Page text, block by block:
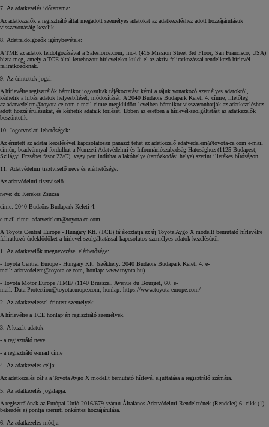
7. Az adatkezelés időtartama:
Az adatkezelők a regisztráló által megadott személyes adatokat az adatkezeléshez adott hozzájárulásuk
visszavonásáig kezelik.
8. Adatfeldolgozók igénybevétele:
A TME az adatok feldolgozásával a Salesforce.com, lnc-t (415 Mission Street 3rd Floor, San Francisco, USA)
bízta meg, amely a TCE által létrehozott hírleveleket küldi el az aktív feliratkozással rendelkező hírlevél
feliratkozóknak.
9. Az érintettek jogai:
A hírlevélre regisztrálók bármikor jogosultak tájékoztatást kérni a rájuk vonatkozó személyes adatokról,
kérhetik a hibás adatok helyesbítését, módosítását. A 2040 Budaörs Budapark Keleti 4. címre, illetőleg
az adatvedelem@toyota-ce.com e-mail címre megküldött levélben bármikor visszavonhatják az adatkezeléshez
adott hozzájárulásukat, és kérhetik adataik törlését. Ebben az esetben a hírlevél-szolgáltatást az adatkezelők
beszüntetik.
10. Jogorvoslati lehetőségek:
Az érintett az adatai kezelésével kapcsolatosan panaszt tehet az adatkezelő adatvedelem@toyota-ce.com e-mail
címén, beadvánnyal fordulhat a Nemzeti Adatvédelmi és Információszabadság Hatósághoz (1125 Budapest,
Szilágyi Erzsébet fasor 22/C), vagy pert indíthat a lakóhelye (tartózkodási helye) szerint illetékes bíróságon.
11. Adatvédelmi tisztviselő neve és elérhetősége:
Az adatvédelmi tisztviselő
neve: dr. Kerekes Zsuzsa
címe: 2040 Budaörs Budapark Keleti 4.
e-mail címe: adatvedelem@toyota-ce.com
A Toyota Central Europe - Hungary Kft. (TCE) tájékoztatja az új Toyota Aygo X modellt bemutató hírlevélre
feliratkozó érdeklődőket a hírlevél-szolgáltatással kapcsolatos személyes adatok kezeléséről.
1. Az adatkezelők megnevezése, elérhetősége:
- Toyota Central Europe - Hungary Kft. (székhely: 2040 Budaörs Budapark Keleti 4. e-
mail: adatvedelem@toyota-ce.com, honlap: www.toyota.hu)
- Toyota Motor Europe /TME/ (1140 Brüsszel, Avenue du Bourget, 60, e-
mail: Data.Protection@toyotaeurope.com, honlap: https://www.toyota-europe.com/
2. Az adatkezeléssel érintett személyek:
A hírlevélre a TCE honlapján regisztráló személyek.
3. A kezelt adatok:
- a regisztráló neve
- a regisztráló e-mail címe
4. Az adatkezelés célja:
Az adatkezelés célja a Toyota Aygo X modellt bemutató hírlevél eljuttatása a regisztráló számára.
5. Az adatkezelés jogalapja:
A regisztrálónak az Európai Unió 2016/679 számú Általános Adatvédelmi Rendeletének (Rendelet) 6. cikk (1)
bekezdés a) pontja szerinti önkéntes hozzájárulása.
6. Az adatkezelés módja: